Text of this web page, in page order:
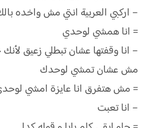
– اركبي العربية انتي مش واخده
= انا همشي لوحدي
– انا وقفتها عشان تبطلي زعيق
مش عشان تمشي لوحدك
= مش هتفرق انا عايزة امشي
– انا تعبت